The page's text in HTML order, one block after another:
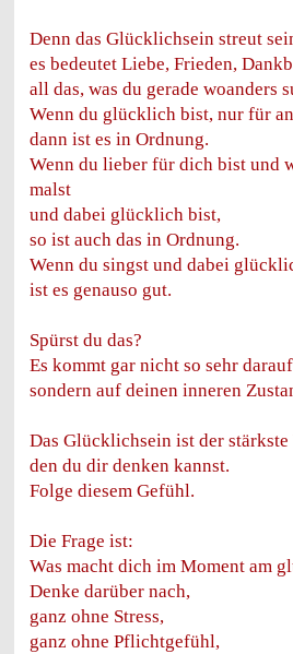
Denn das Glücklichsein streut
es bedeutet Liebe, Frieden,
all das, was du gerade woanders
Wenn du glücklich bist, nur für
dann ist es in Ordnung.
Wenn du lieber für dich bist und
malst
und dabei glücklich bist,
so ist auch das in Ordnung.
Wenn du singst und dabei
ist es genauso gut.
Spürst du das?
Es kommt gar nicht so sehr
sondern auf deinen inneren
Das Glücklichsein ist der stärkste
den du dir denken kannst.
Folge diesem Gefühl.
Die Frage ist:
Was macht dich im Moment am
Denke darüber nach,
ganz ohne Stress,
ganz ohne Pflichtgefühl,